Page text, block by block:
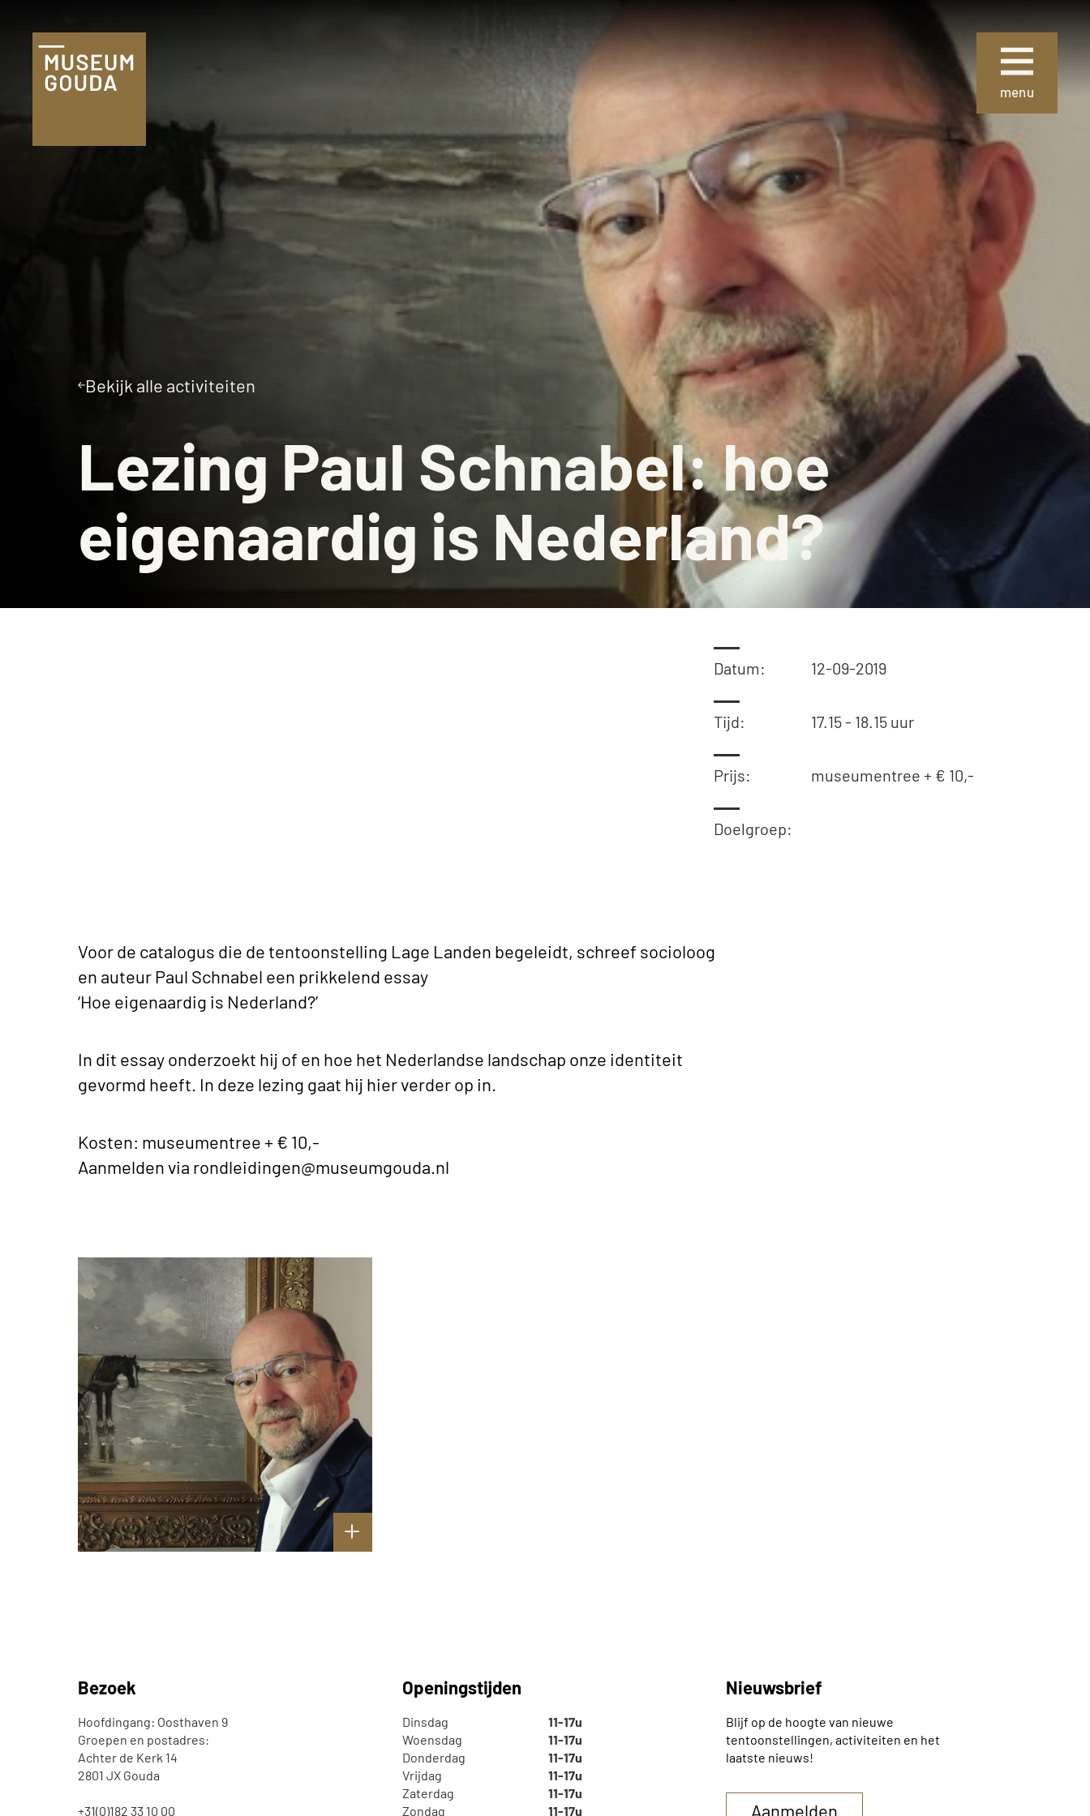
menu
Plan je bezoek
Praktische
informatie
Familie & kinderen
Museumcafé
Te zien en te
doen
Tentoonstellingen
Collectie
Over de collectie
Zoek in de collectie
Religieuze kunst
Haagse School en
School van
Barbizon
Stadsmaquette
Historisch gebouw
Schenkingen
Over Museum
Organisatie
Nieuws
Contact
Bekijk alle activiteiten
Lezing Paul Schnabel: hoe
eigenaardig is Nederland?
Datum: 12-09-2019
Tijd: 17.15 - 18.15 uur
Prijs: museumentree + € 10,-
Doelgroep:
Voor de catalogus die de tentoonstelling Lage Landen begeleidt, schreef socioloog
en auteur Paul Schnabel een prikkelend essay
‘Hoe eigenaardig is Nederland?’
In dit essay onderzoekt hij of en hoe het Nederlandse landschap onze identiteit
gevormd heeft. In deze lezing gaat hij hier verder op in.
Kosten: museumentree + € 10,-
Aanmelden via rondleidingen@museumgouda.nl
Bezoek
Hoofdingang: Oosthaven 9
Groepen en postadres:
Achter de Kerk 14
2801 JX Gouda
+31(0)182 33 10 00
Openingstijden
Dinsdag
11-17u
Woensdag
11-17u
Donderdag
11-17u
Vrijdag
11-17u
Zaterdag
11-17u
Zondag
11-17u
Nieuwsbrief
Blijf op de hoogte van nieuwe
tentoonstellingen, activiteiten en het
laatste nieuws!
Aanmelden